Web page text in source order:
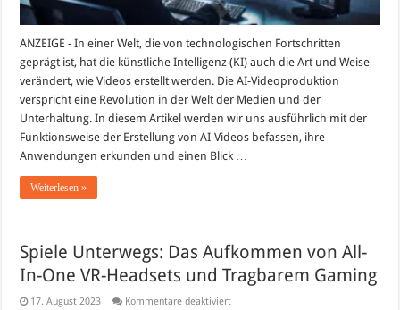
ANZEIGE - In einer Welt, die von technologischen Fortschritten
geprägt ist, hat die künstliche Intelligenz (KI) auch die Art und Weise
verändert, wie Videos erstellt werden. Die AI-Videoproduktion
verspricht eine Revolution in der Welt der Medien und der
Unterhaltung. In diesem Artikel werden wir uns ausführlich mit der
Funktionsweise der Erstellung von AI-Videos befassen, ihre
Anwendungen erkunden und einen Blick …
Weiterlesen »
Spiele Unterwegs: Das Aufkommen von All-
In-One VR-Headsets und Tragbarem Gaming
17. August 2023 Kommentare deaktiviertfür